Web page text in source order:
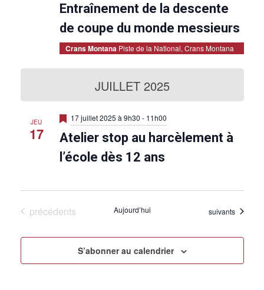
Entraînement de la descente
de coupe du monde messieurs
Crans Montana Piste de la National, Crans Montana
JUILLET 2025
JEU
17
M
i
s
e
n
a
n
17 juillet 2025 à 9h30 - 11h00
Atelier stop au harcèlement à
l’école dès 12 ans
Évènements
précédents Aujourd’hui Évènements
suivants
S’abonner au calendrier